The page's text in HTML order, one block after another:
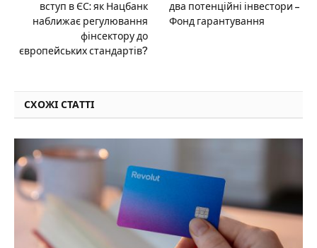
вступ в ЄС: як Нацбанк
наближає регулювання
фінсектору до
європейських стандартів?
два потенційні інвестори –
Фонд гарантування
СХОЖІ СТАТТІ